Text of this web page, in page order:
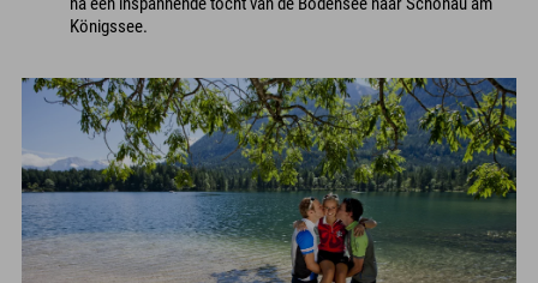
Königssee.